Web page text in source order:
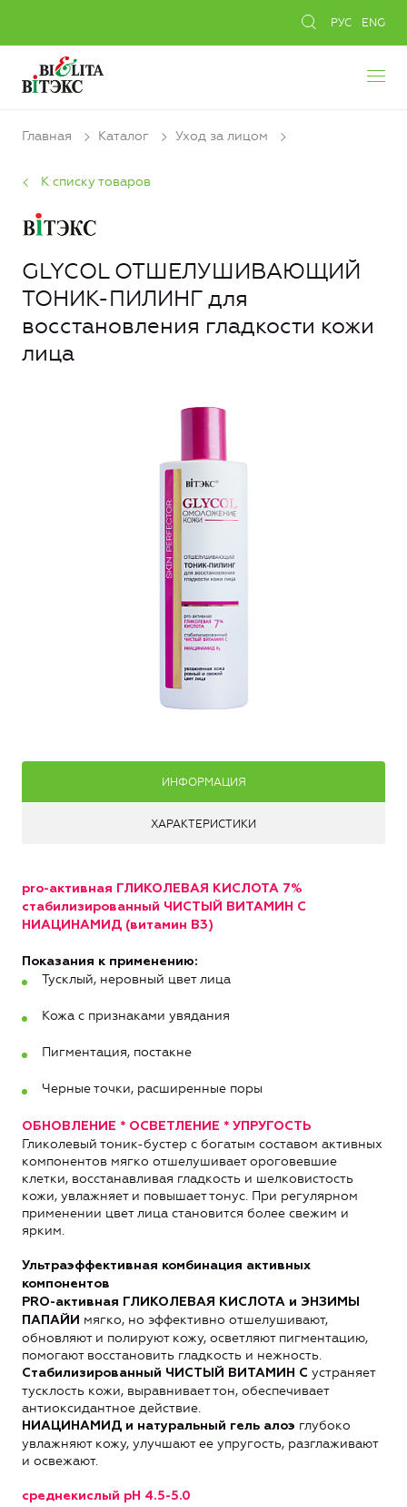
РУС ENG
Главная Каталог Уход за лицом
К списку товаров
GLYCOL ОТШЕЛУШИВАЮЩИЙ
ТОНИК-ПИЛИНГ для
восстановления гладкости кожи
лица
ИНФОРМАЦИЯ
ХАРАКТЕРИСТИКИ
pro-активная ГЛИКОЛЕВАЯ КИСЛОТА 7%
стабилизированный ЧИСТЫЙ ВИТАМИН С
НИАЦИНАМИД (витамин В3)
Показания к применению:
Тусклый, неровный цвет лица
Кожа с признаками увядания
Пигментация, постакне
Черные точки, расширенные поры
ОБНОВЛЕНИЕ * ОСВЕТЛЕНИЕ * УПРУГОСТЬ
Гликолевый тоник-бустер с богатым составом активных
компонентов мягко отшелушивает ороговевшие
клетки, восстанавливая гладкость и шелковистость
кожи, увлажняет и повышает тонус. При регулярном
применении цвет лица становится более свежим и
ярким.
Ультраэффективная комбинация активных
компонентов
PRO-активная ГЛИКОЛЕВАЯ КИСЛОТА и ЭНЗИМЫ
ПАПАЙИ мягко, но эффективно отшелушивают,
обновляют и полируют кожу, осветляют пигментацию,
помогают восстановить гладкость и нежность.
Стабилизированный ЧИСТЫЙ ВИТАМИН С устраняет
тусклость кожи, выравнивает тон, обеспечивает
антиоксидантное действие.
НИАЦИНАМИД и натуральный гель алоэ глубоко
увлажняют кожу, улучшают ее упругость, разглаживают
и освежают.
среднекислый рН 4.5-5.0